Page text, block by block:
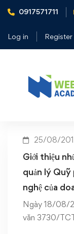
0917571711
Log in Register
Home Quỹ phát
Tag:
25/08/
Giới thiệu
quản lý
nghệ của
Ngày 18/08/
văn 3730/